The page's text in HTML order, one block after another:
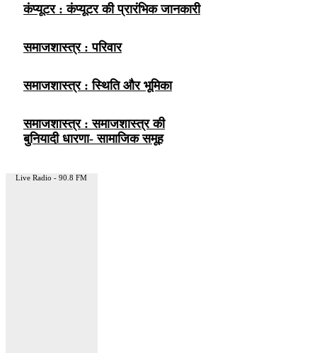
कंप्यूटर : कंप्यूटर की प्रारंभिक जानकारी
समाजशास्त्र : परिवार
समाजशास्त्र : स्थिति और भूमिका
समाजशास्त्र : समाजशास्त्र की
बुनियादी धारणा- सामाजिक समूह
Live Radio - 90.8 FM